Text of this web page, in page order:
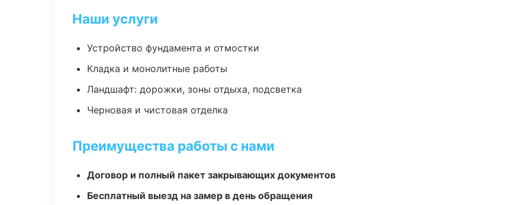
Наши услуги
Устройство фундамента и отмостки
Кладка и монолитные работы
Ландшафт: дорожки, зоны отдыха, подсветка
Черновая и чистовая отделка
Преимущества работы с нами
Договор и полный пакет закрывающих документов
Бесплатный выезд на замер в день обращения